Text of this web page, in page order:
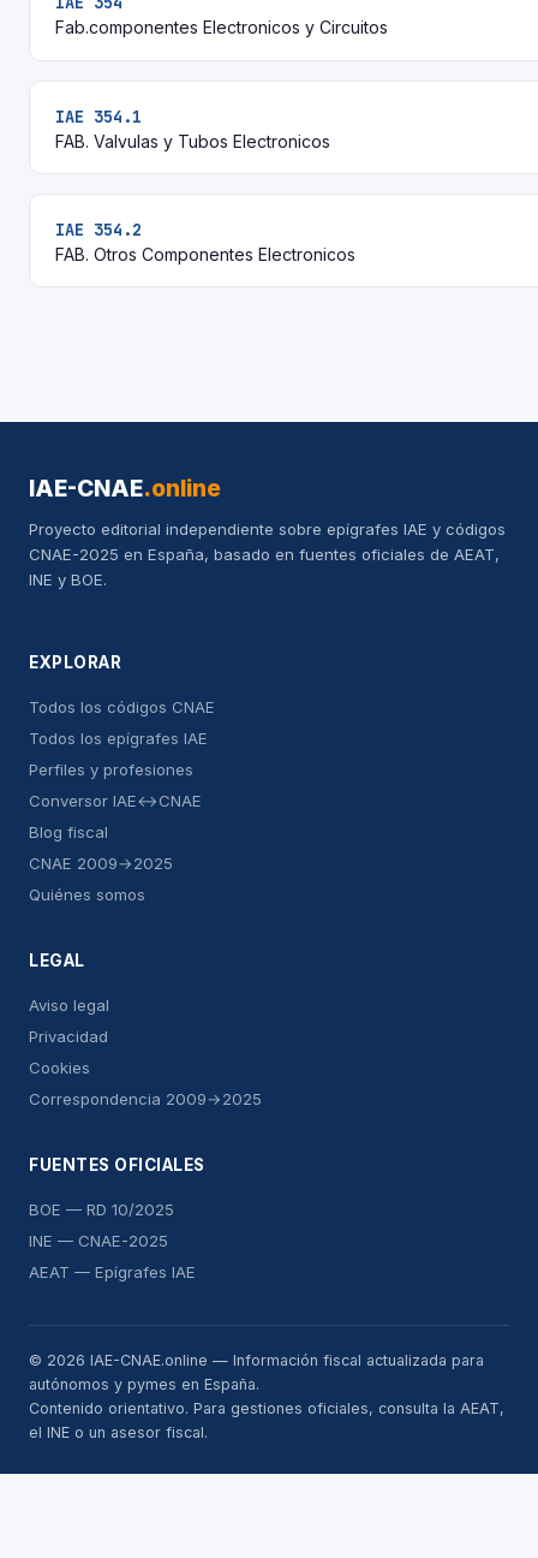
Fab.componentes Electronicos y Circuitos
IAE 354.1
FAB. Valvulas y Tubos Electronicos
IAE 354.2
FAB. Otros Componentes Electronicos
IAE-CNAE.online
Proyecto editorial independiente sobre epígrafes IAE y códigos
CNAE-2025 en España, basado en fuentes oficiales de AEAT,
INE y BOE.
EXPLORAR
Todos los códigos CNAE
Todos los epígrafes IAE
Perfiles y profesiones
Conversor IAE↔CNAE
Blog fiscal
CNAE 2009→2025
Quiénes somos
LEGAL
Aviso legal
Privacidad
Cookies
Correspondencia 2009→2025
FUENTES OFICIALES
BOE — RD 10/2025
INE — CNAE-2025
AEAT — Epígrafes IAE
© 2026 IAE-CNAE.online — Información fiscal actualizada para
autónomos y pymes en España.
Contenido orientativo. Para gestiones oficiales, consulta la AEAT,
el INE o un asesor fiscal.